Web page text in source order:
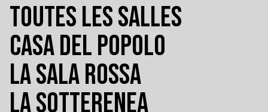
TOUTES LES SALLES
CASA DEL POPOLO
LA SALA ROSSA
LA SOTTERENEA